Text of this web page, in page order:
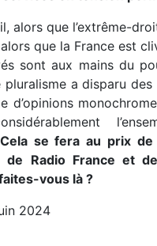
alors que l’extrême-
que la France est
sont aux mains du
pluralisme a disparu
d’opinions
Cela se fera au prix
de Radio France et
vous là ?
2024